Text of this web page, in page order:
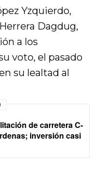
Yzquierdo,
Dagdug,
a los
voto, el pasado
su lealtad al
de carretera C-
inversión casi